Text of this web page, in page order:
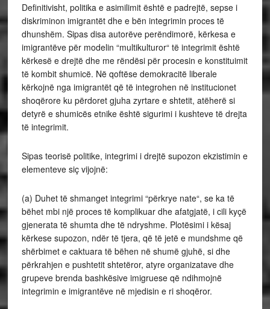
Definitivisht, politika e asimilimit është e padrejtë, sepse i
diskriminon imigrantët dhe e bën integrimin proces të
dhunshëm. Sipas disa autorëve perëndimorë, kërkesa e
imigrantëve për modelin “multikulturor“ të integrimit është
kërkesë e drejtë dhe me rëndësi për procesin e konstituimit
të kombit shumicë. Në qoftëse demokracitë liberale
kërkojnë nga imigrantët që të integrohen në institucionet
shoqërore ku përdoret gjuha zyrtare e shtetit, atëherë si
detyrë e shumicës etnike është sigurimi i kushteve të drejta
të integrimit.
Sipas teorisë politike, integrimi i drejtë supozon ekzistimin e
elementeve siç vijojnë:
(a) Duhet të shmanget integrimi “përkrye nate“, se ka të
bëhet mbi një proces të komplikuar dhe afatgjatë, i cili kyçë
gjenerata të shumta dhe të ndryshme. Plotësimi i kësaj
kërkese supozon, ndër të tjera, që të jetë e mundshme që
shërbimet e caktuara të bëhen në shumë gjuhë, si dhe
përkrahjen e pushtetit shtetëror, atyre organizatave dhe
grupeve brenda bashkësive imigruese që ndihmojnë
integrimin e imigrantëve në mjedisin e ri shoqëror.